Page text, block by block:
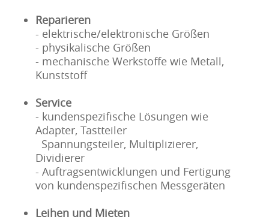
Reparieren
- elektrische/elektronische Größen
- physikalische Größen
- mechanische Werkstoffe wie Metall,
Kunststoff
Service
- kundenspezifische Lösungen wie
Adapter, Tastteiler
Spannungsteiler, Multiplizierer,
Dividierer
- Auftragsentwicklungen und Fertigung
von kundenspezifischen Messgeräten
Leihen und Mieten